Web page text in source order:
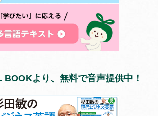
BOOKより、無料で音声提供中！